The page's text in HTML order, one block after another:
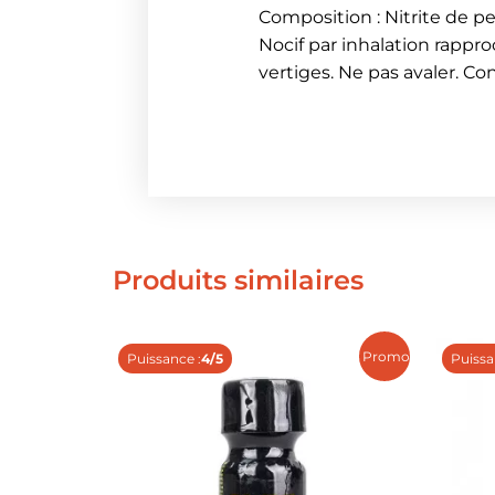
Composition : Nitrite de
Nocif par inhalation
vertiges. Ne pas avaler.
Produits similaires
Promo !
Puissance :4/5